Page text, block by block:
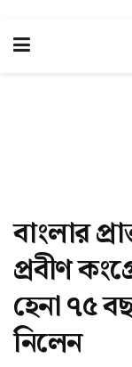
বাংলার
প্রবীণ
হেনা ৭৫
নিলেন